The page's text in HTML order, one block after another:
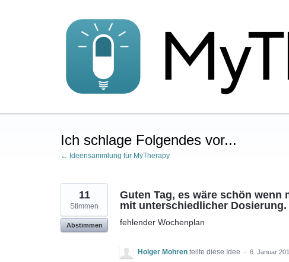
Ich schlage Folgendes vor...
← Ideensammlung für MyTherapy
Guten Tag, es wäre schön
mit unterschiedlicher Dosierung.
fehlender Wochenplan
11
Stimmen
Abstimmen
Holger Mohren teilte diese Idee · 6. Januar